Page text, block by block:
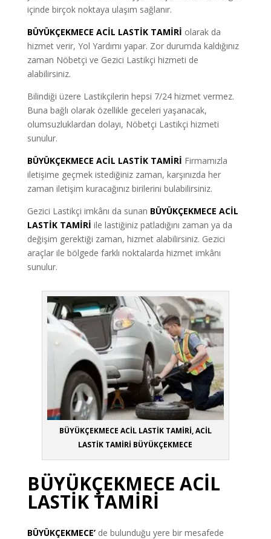
içinde birçok noktaya ulaşım sağlanır.
BÜYÜKÇEKMECE ACİL LASTİK TAMİRİ olarak da
hizmet verir, Yol Yardımı yapar. Zor durumda kaldığınız
zaman Nöbetçi ve Gezici Lastikçi hizmeti de
alabilirsiniz.
Bilindiği üzere Lastikçilerin hepsi 7/24 hizmet vermez.
Buna bağlı olarak özellikle geceleri yaşanacak,
olumsuzluklardan dolayı, Nöbetçi Lastikçi hizmeti
sunulur.
BÜYÜKÇEKMECE ACİL LASTİK TAMİRİ Firmamızla
iletişime geçmek istediğiniz zaman, karşınızda her
zaman iletişim kuracağınız birilerini bulabilirsiniz.
Gezici Lastikçi imkânı da sunan BÜYÜKÇEKMECE ACİL
LASTİK TAMİRİ ile lastiğiniz patladığını zaman ya da
değişim gerektiği zaman, hizmet alabilirsiniz. Gezici
araçlar ile bölgede farklı noktalarda hizmet imkânı
sunulur.
BÜYÜKÇEKMECE ACİL LASTİK TAMİRİ, ACİL
LASTİK TAMİRİ BÜYÜKÇEKMECE
BÜYÜKÇEKMECE ACİL
LASTİK TAMİRİ
BÜYÜKÇEKMECE’de bulunduğu yere bir mesafede